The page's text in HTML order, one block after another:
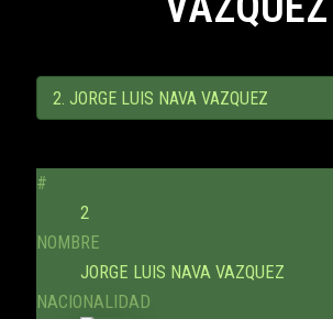
#
2
NOMBRE
JORGE LUIS NAVA VAZQUEZ
NACIONALIDAD